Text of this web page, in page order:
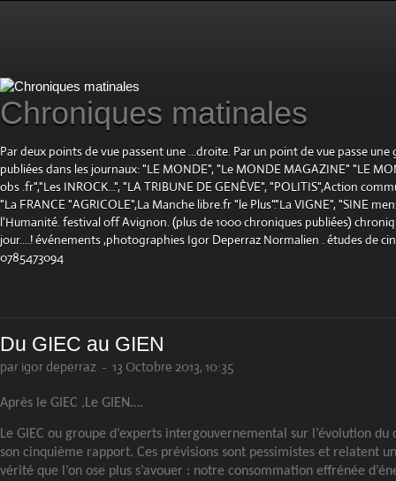
Chroniques matinales
Par deux points de vue passent une ...droite. Par un point de vue passe
publiées dans les journaux: "LE MONDE", "Le MONDE MAGAZINE" "LE
obs .fr","Les INROCK...", "LA TRIBUNE DE GENÈVE", "POLITIS",Action
"La FRANCE "AGRICOLE",La Manche libre.fr "le Plus"."La VIGNE", "SINE
l'Humanité. festival off Avignon. (plus de 1000 chroniques publiées)
jour....! événements ,photographies Igor Deperraz Normalien . études de
0785473094
Du GIEC au GIEN
par igor deperraz - 13 Octobre 2013, 10:35
Après le GIEC ,Le GIEN….
Le GIEC ou groupe d’experts intergouvernemental sur l’évolution
son cinquième rapport. Ces prévisions sont pessimistes et relatent
vérité que l’on ose plus s’avouer : notre consommation effrénée